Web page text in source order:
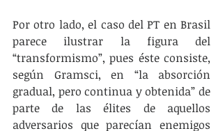
Por otro lado, el caso del PT en Brasil
parece ilustrar la figura del
“transformismo”, pues éste consiste,
según Gramsci, en “la absorción
gradual, pero continua y obtenida” de
parte de las élites de aquellos
adversarios que parecían enemigos